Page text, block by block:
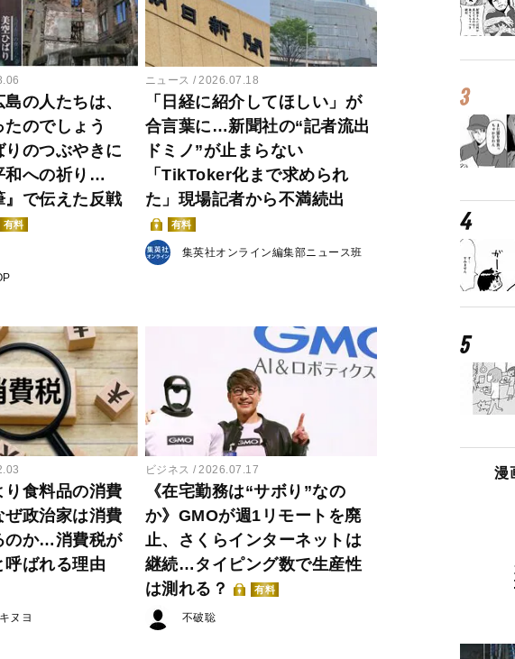
島の人たちは、
のでしょう
りのつぶやきに
和への祈り…
』で伝えた反戦
有料
ニュース 2026.07.18
「日経に紹介してほしい」が
合言葉に…新聞社の“記者流出
ドミノ”が止まらない
「TikToker化まで求められ
た」現場記者から不満続出
有料
集英社オンライン編集部ニュース班
り食料品の消費
ぜ政治家は消費
のか…消費税が
呼ばれる理由
ヌヨ
ビジネス 2026.07.17
《在宅勤務は“サボり”なの
か》GMOが週1リモートを廃
止、さくらインターネットは
継続…タイピング数で生産性
は測れる？
有料
不破聡
漫